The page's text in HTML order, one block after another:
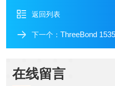
返回列表
下一个： ThreeBond 1535
在线留言